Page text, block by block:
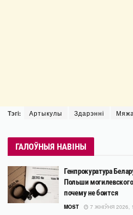
Тэгі: Артыкулы Здарэнні Мяжа
ГАЛОЎНЫЯ НАВІНЫ
Генпрокуратура
Польши
почему не боится
MOST 7 ЖНІЎНЯ 2026,